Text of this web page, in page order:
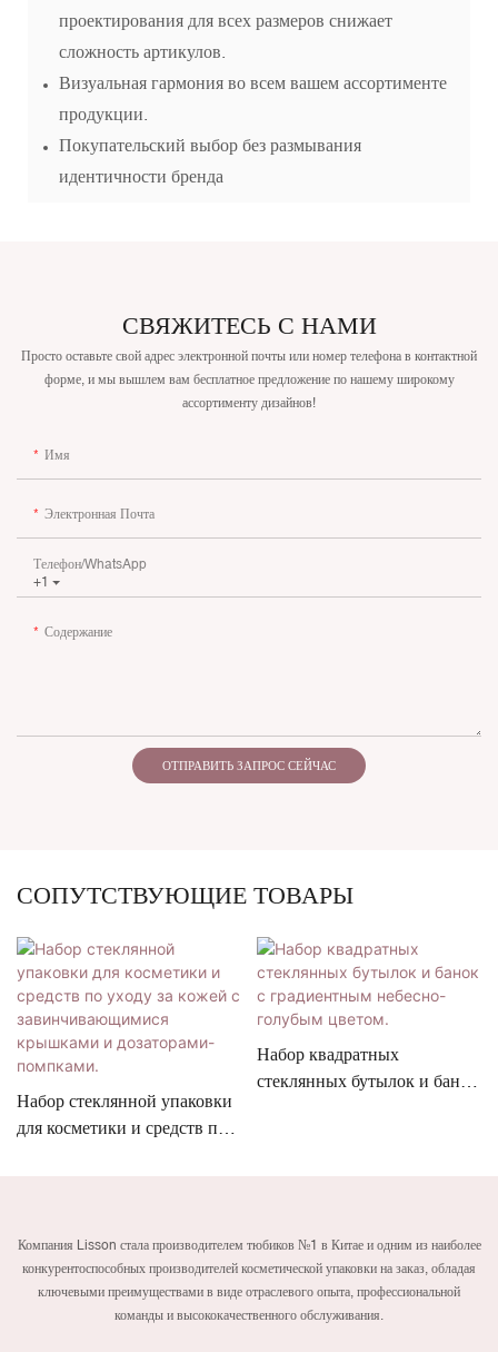
проектирования для всех размеров снижает
сложность артикулов.
Визуальная гармония во всем вашем ассортименте
продукции.
Покупательский выбор без размывания
идентичности бренда
СВЯЖИТЕСЬ С НАМИ
Просто оставьте свой адрес электронной почты или номер телефона в контактной
форме, и мы вышлем вам бесплатное предложение по нашему широкому
ассортименту дизайнов!
Имя
Электронная Почта
+1
Телефон/WhatsApp
Содержание
ОТПРАВИТЬ ЗАПРОС СЕЙЧАС
СОПУТСТВУЮЩИЕ ТОВАРЫ
Набор стеклянной упаковки
для косметики и средств по
Набор квадратных
стеклянных бутылок и банок
Компания Lisson стала производителем тюбиков №1 в Китае и одним из наиболее
конкурентоспособных производителей косметической упаковки на заказ, обладая
ключевыми преимуществами в виде отраслевого опыта, профессиональной
команды и высококачественного обслуживания.